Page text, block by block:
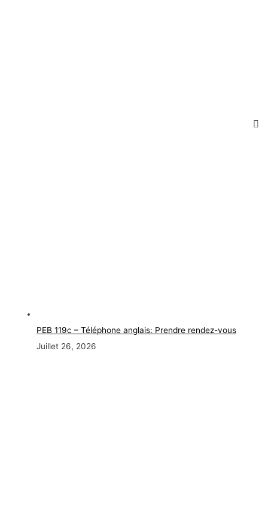
PEB 119c – Téléphone anglais: Prendre rendez-vous
Juillet 26, 2026